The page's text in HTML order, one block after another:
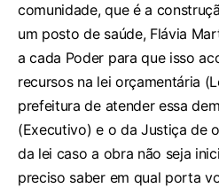
comunidade, que é a
um posto de saúde, Flávia
a cada Poder para que isso
recursos na lei orçamentária
prefeitura de atender essa
(Executivo) e o da Justiça de
da lei caso a obra não seja
preciso saber em qual porta